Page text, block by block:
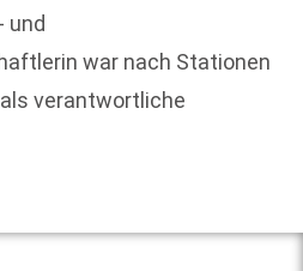
und
war nach Stationen
verantwortliche